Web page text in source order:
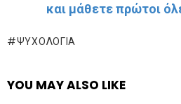
και μάθετε πρώτοι
ΨΥΧΟΛΟΓΊΑ
YOU MAY ALSO LIKE